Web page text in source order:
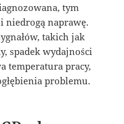
tym
niedrogą naprawę.
takich jak
spadek wydajności
temperatura pracy,
problemu.